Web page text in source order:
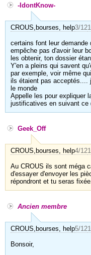
-IdontKnow-
CROUS,bourses, help3/12
certains font leur
empêche pas d'avoir leur
les obtenir, ton dossier
Y'en a pleins qui savent
par exemple, voir même
ils étaient pas acceptés....
le monde
Appelle les pour expliquer
justificatives en suivant ce
Geek_Off
CROUS,bourses, help4/12
Au CROUS ils sont méga
d'essayer d'envoyer les
répondront et tu seras
Ancien membre
CROUS,bourses, help5/12
Bonsoir,